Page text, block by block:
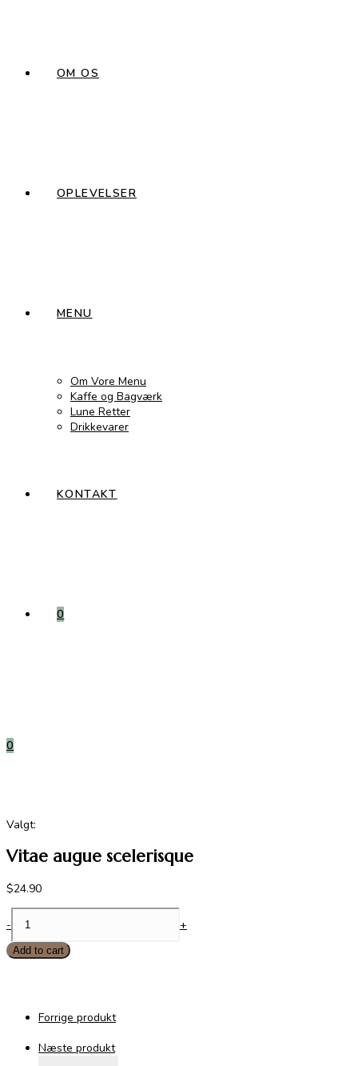
OM OS
OPLEVELSER
MENU
Om Vore Menu
Kaffe og Bagværk
Lune Retter
Drikkevarer
KONTAKT
0
0
Valgt:
Vitae augue scelerisque
$24.90
Vitae
augue
scelerisque
quantity
- +
Add to cart
Forrige produkt
Næste produkt